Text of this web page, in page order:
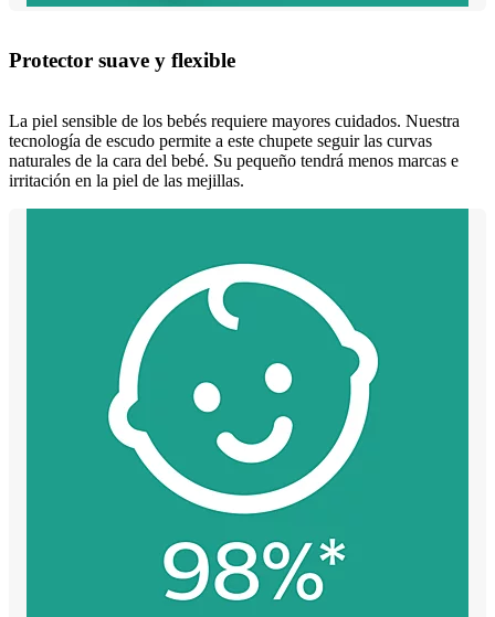
Protector suave y flexible
La piel sensible de los bebés requiere mayores cuidados. Nuestra
tecnología de escudo permite a este chupete seguir las curvas
naturales de la cara del bebé. Su pequeño tendrá menos marcas e
irritación en la piel de las mejillas.